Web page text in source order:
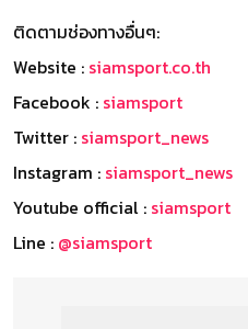
ติดตามช่องทางอื่นๆ:
Website : siamsport.co.th
Facebook : siamsport
Twitter : siamsport_news
Instagram : siamsport_news
Youtube official : siamsport
Line : @siamsport